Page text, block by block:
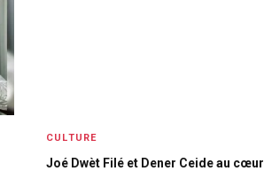
CULTURE
Joé Dwèt Filé et Dener Ceide au cœur